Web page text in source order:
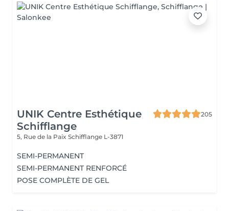
UNIK Centre Esthétique
Schifflange
205
5, Rue de la Paix Schifflange L-3871
SEMI-PERMANENT
SEMI-PERMANENT RENFORCÉ
POSE COMPLÈTE DE GEL